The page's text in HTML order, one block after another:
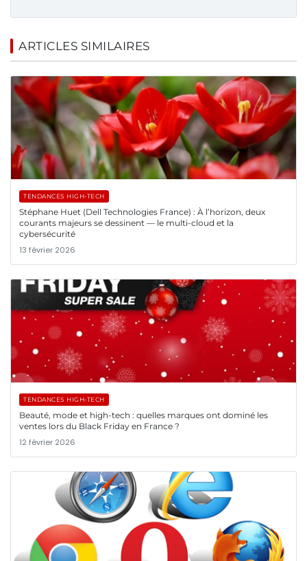
ARTICLES SIMILAIRES
TENDANCES HIGH-TECH
Stéphane Huet (Dell Technologies France) : À l’horizon, deux
courants majeurs se dessinent — le multi-cloud et la
cybersécurité
13 février 2026
TENDANCES HIGH-TECH
Beauté, mode et high-tech : quelles marques ont dominé les
ventes lors du Black Friday en France ?
12 février 2026